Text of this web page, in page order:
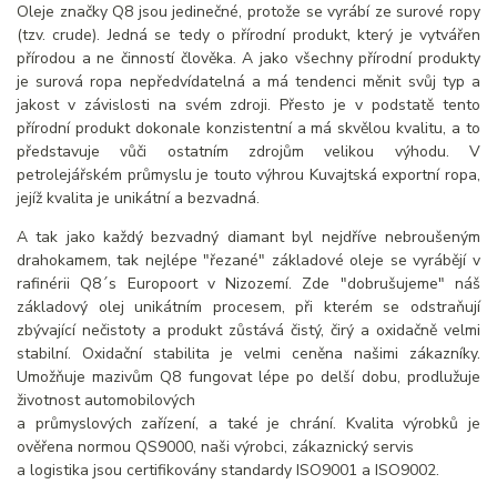
Oleje značky Q8 jsou jedinečné, protože se vyrábí ze surové ropy
(tzv. crude). Jedná se tedy o přírodní produkt, který je vytvářen
přírodou a ne činností člověka. A jako všechny přírodní produkty
je surová ropa nepředvídatelná a má tendenci měnit svůj typ a
jakost v závislosti na svém zdroji. Přesto je v podstatě tento
přírodní produkt dokonale konzistentní a má skvělou kvalitu, a to
představuje vůči ostatním zdrojům velikou výhodu. V
petrolejářském průmyslu je touto výhrou Kuvajtská exportní ropa,
jejíž kvalita je unikátní a bezvadná.
A tak jako každý bezvadný diamant byl nejdříve nebroušeným
drahokamem, tak nejlépe "řezané" základové oleje se vyrábějí v
rafinérii Q8´s Europoort v Nizozemí. Zde "dobrušujeme" náš
základový olej unikátním procesem, při kterém se odstraňují
zbývající nečistoty a produkt zůstává čistý, čirý a oxidačně velmi
stabilní. Oxidační stabilita je velmi ceněna našimi zákazníky.
Umožňuje mazivům Q8 fungovat lépe po delší dobu, prodlužuje
životnost automobilových
a průmyslových zařízení, a také je chrání. Kvalita výrobků je
ověřena normou QS9000, naši výrobci, zákaznický servis
a logistika jsou certifikovány standardy ISO9001 a ISO9002.